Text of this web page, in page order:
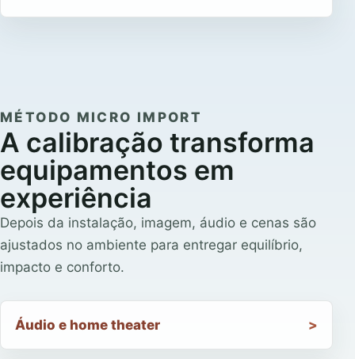
MÉTODO MICRO IMPORT
A calibração transforma
equipamentos em
experiência
Depois da instalação, imagem, áudio e cenas são
ajustados no ambiente para entregar equilíbrio,
impacto e conforto.
Áudio e home theater